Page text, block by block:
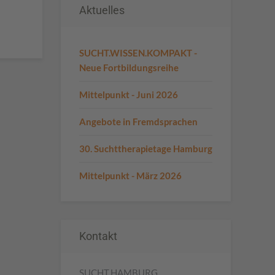
Aktuelles
SUCHT.WISSEN.KOMPAKT -
Neue Fortbildungsreihe
Mittelpunkt - Juni 2026
Angebote in Fremdsprachen
30. Suchttherapietage Hamburg
Mittelpunkt - März 2026
Kontakt
SUCHT.HAMBURG